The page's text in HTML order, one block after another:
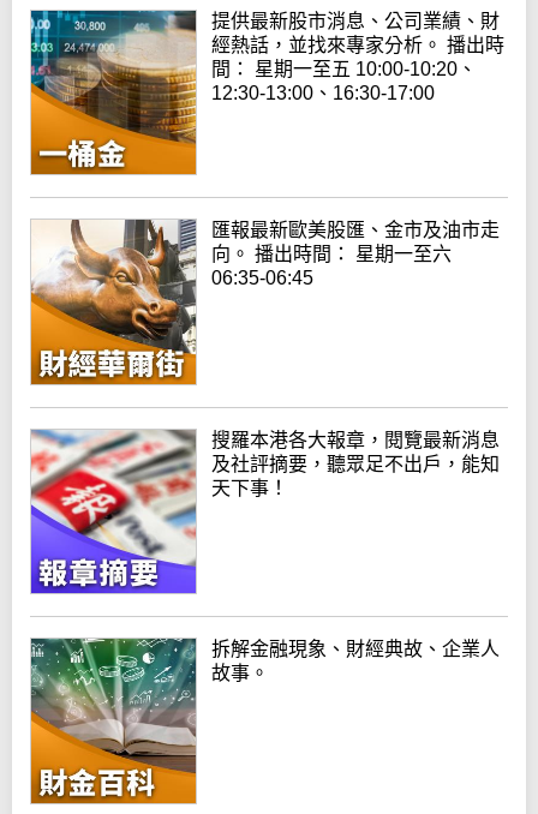
提供最新股市消息、公司業績、財
經熱話，並找來專家分析。 播出時
間： 星期一至五 10:00-10:20、
12:30-13:00、16:30-17:00
匯報最新歐美股匯、金市及油市走
向。 播出時間： 星期一至六
06:35-06:45
搜羅本港各大報章，閱覽最新消息
及社評摘要，聽眾足不出戶，能知
天下事！
拆解金融現象、財經典故、企業人
故事。